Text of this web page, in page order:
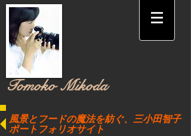
​Tomoko Mikoda
風景とフードの魔法を紡ぐ、三小田智子
ポートフォリオサイト